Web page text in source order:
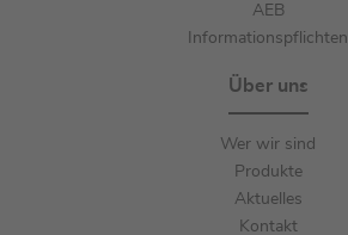
AEB
Informationspflichten
Über uns
Wer wir sind
Produkte
Aktuelles
Kontakt